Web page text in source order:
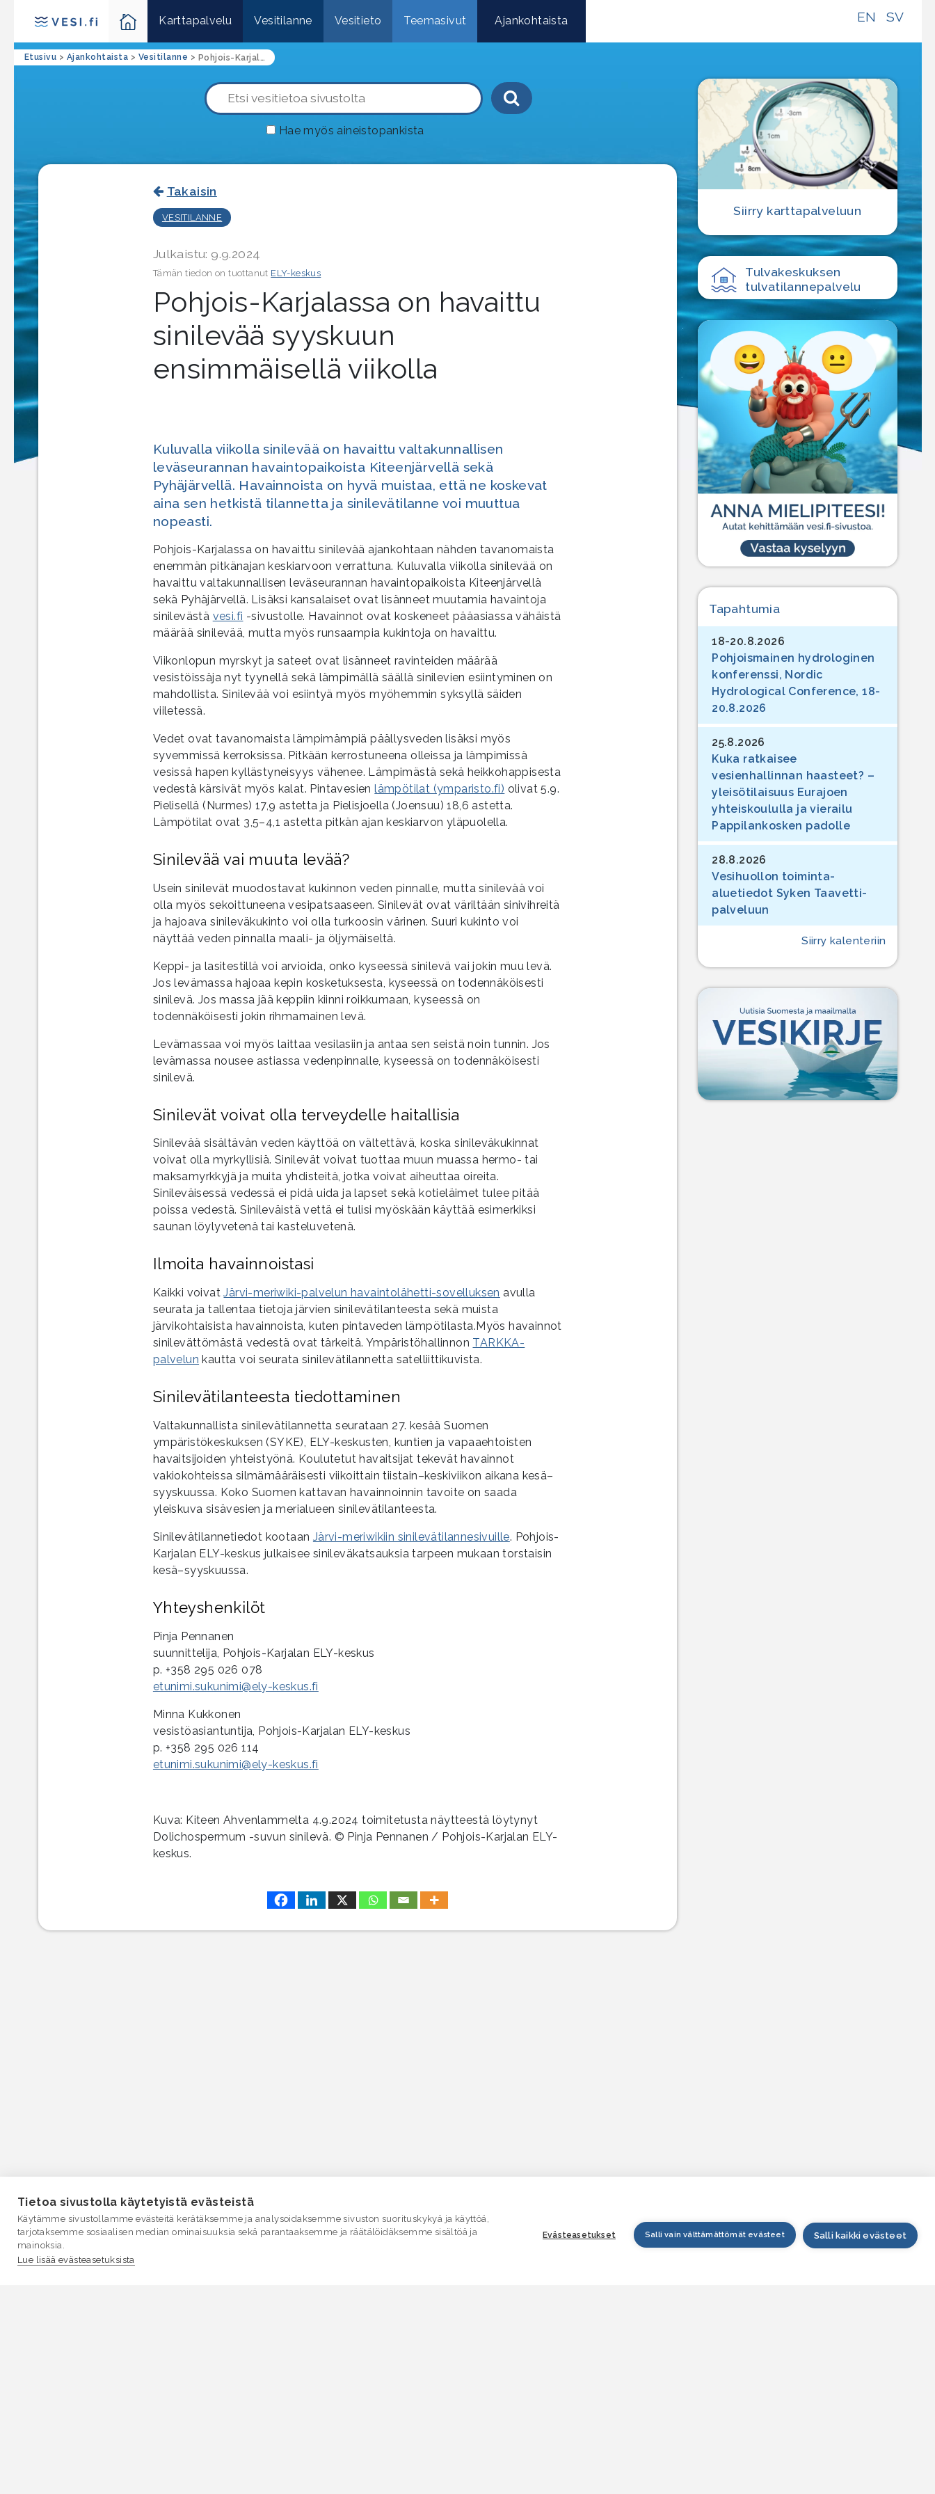
SV
EN
Karttapalvelu Vesitilanne Vesitieto Teemasivut Ajankohtaista
Etusivu > Ajankohtaista > Vesitilanne > Pohjois-Karjalassa on havaittu sinilevää syyskuun ensimmäisellä viikolla
Haku-painike
Hae myös aineistopankista
Takaisin
VESITILANNE
Julkaistu: 9.9.2024
Tämän tiedon on tuottanut ELY-keskus
Pohjois-Karjalassa on havaittu
sinilevää syyskuun
ensimmäisellä viikolla
Kuluvalla viikolla sinilevää on havaittu valtakunnallisen
leväseurannan havaintopaikoista Kiteenjärvellä sekä
Pyhäjärvellä. Havainnoista on hyvä muistaa, että ne koskevat
aina sen hetkistä tilannetta ja sinilevätilanne voi muuttua
nopeasti.
Pohjois-Karjalassa on havaittu sinilevää ajankohtaan nähden tavanomaista
enemmän pitkänajan keskiarvoon verrattuna. Kuluvalla viikolla sinilevää on
havaittu valtakunnallisen leväseurannan havaintopaikoista Kiteenjärvellä
sekä Pyhäjärvellä. Lisäksi kansalaiset ovat lisänneet muutamia havaintoja
sinilevästä vesi.fi -sivustolle. Havainnot ovat koskeneet pääasiassa vähäistä
määrää sinilevää, mutta myös runsaampia kukintoja on havaittu.
Viikonlopun myrskyt ja sateet ovat lisänneet ravinteiden määrää
vesistöissäja nyt tyynellä sekä lämpimällä säällä sinilevien esiintyminen on
mahdollista. Sinilevää voi esiintyä myös myöhemmin syksyllä säiden
viiletessä.
Vedet ovat tavanomaista lämpimämpiä päällysveden lisäksi myös
syvemmissä kerroksissa. Pitkään kerrostuneena olleissa ja lämpimissä
vesissä hapen kyllästyneisyys vähenee. Lämpimästä sekä heikkohappisesta
vedestä kärsivät myös kalat. Pintavesienlämpötilat (ymparisto.fi) olivat 5.9.
Pielisellä (Nurmes) 17,9 astetta ja Pielisjoella (Joensuu) 18,6 astetta.
Lämpötilat ovat 3,5–4,1 astetta pitkän ajan keskiarvon yläpuolella.
Sinilevää vai muuta levää?
Usein sinilevät muodostavat kukinnon veden pinnalle, mutta sinilevää voi
olla myös sekoittuneena vesipatsaaseen. Sinilevät ovat väriltään sinivihreitä
ja hajoava sinileväkukinto voi olla turkoosin värinen. Suuri kukinto voi
näyttää veden pinnalla maali- ja öljymäiseltä.
Keppi- ja lasitestillä voi arvioida, onko kyseessä sinilevä vai jokin muu levä.
Jos levämassa hajoaa kepin kosketuksesta, kyseessä on todennäköisesti
sinilevä. Jos massa jää keppiin kiinni roikkumaan, kyseessä on
todennäköisesti jokin rihmamainen levä.
Levämassaa voi myös laittaa vesilasiin ja antaa sen seistä noin tunnin. Jos
levämassa nousee astiassa vedenpinnalle, kyseessä on todennäköisesti
sinilevä.
Sinilevät voivat olla terveydelle haitallisia
Sinilevää sisältävän veden käyttöä on vältettävä, koska sinileväkukinnat
voivat olla myrkyllisiä. Sinilevät voivat tuottaa muun muassa hermo- tai
maksamyrkkyjä ja muita yhdisteitä, jotka voivat aiheuttaa oireita.
Sinileväisessä vedessä ei pidä uida ja lapset sekä kotieläimet tulee pitää
poissa vedestä. Sinileväistä vettä ei tulisi myöskään käyttää esimerkiksi
saunan löylyvetenä tai kasteluvetenä.
Ilmoita havainnoistasi
Kaikki voivatJärvi-meriwiki-palvelun havaintolähetti-sovelluksen avulla
seurata ja tallentaa tietoja järvien sinilevätilanteesta sekä muista
järvikohtaisista havainnoista, kuten pintaveden lämpötilasta.Myös havainnot
sinilevättömästä vedestä ovat tärkeitä. Ympäristöhallinnon TARKKA-
palvelun kautta voi seurata sinilevätilannetta satelliittikuvista.
Sinilevätilanteesta tiedottaminen
Valtakunnallista sinilevätilannetta seurataan 27. kesää Suomen
ympäristökeskuksen (SYKE), ELY-keskusten, kuntien ja vapaaehtoisten
havaitsijoiden yhteistyönä. Koulutetut havaitsijat tekevät havainnot
vakiokohteissa silmämääräisesti viikoittain tiistain–keskiviikon aikana kesä–
syyskuussa. Koko Suomen kattavan havainnoinnin tavoite on saada
yleiskuva sisävesien ja merialueen sinilevätilanteesta.
Sinilevätilannetiedot kootaan Järvi-meriwikiin sinilevätilannesivuille. Pohjois-
Karjalan ELY-keskus julkaisee sinileväkatsauksia tarpeen mukaan torstaisin
kesä–syyskuussa.
Yhteyshenkilöt
Pinja Pennanen
suunnittelija, Pohjois-Karjalan ELY-keskus
p. +358 295 026 078
etunimi.sukunimi@ely-keskus.fi
Minna Kukkonen
vesistöasiantuntija, Pohjois-Karjalan ELY-keskus
p. +358 295 026 114
etunimi.sukunimi@ely-keskus.fi
Kuva: Kiteen Ahvenlammelta 4.9.2024 toimitetusta näytteestä löytynyt
Dolichospermum -suvun sinilevä. © Pinja Pennanen / Pohjois-Karjalan ELY-
keskus.
Siirry karttapalveluun
Tulvakeskuksen
tulvatilanne­palvelu
Tapahtumia
18-20.8.2026
Pohjoismainen hydrologinen
konferenssi, Nordic
Hydrological Conference, 18-
20.8.2026
25.8.2026
Kuka ratkaisee
vesienhallinnan haasteet? –
yleisötilaisuus Eurajoen
yhteiskoululla ja vierailu
Pappilankosken padolle
28.8.2026
Vesihuollon toiminta-
aluetiedot Syken Taavetti-
palveluun
Siirry kalenteriin
Tietoa sivustolla käytetyistä evästeistä
Käytämme sivustollamme evästeitä kerätäksemme ja analysoidaksemme sivuston suorituskykyä ja käyttöä,
tarjotaksemme sosiaalisen median ominaisuuksia sekä parantaaksemme ja räätälöidäksemme sisältöä ja
mainoksia.
Lue lisää evästeasetuksista
Evästeasetukset Salli vain välttämättömät evästeet Salli kaikki evästeet